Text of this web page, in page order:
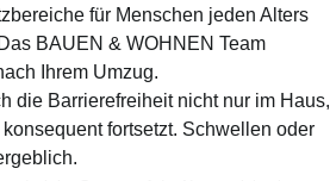
für Menschen jeden Alters
BAUEN & WOHNEN Team
Ihrem Umzug.
die Barrierefreiheit nicht nur im Haus,
fortsetzt. Schwellen oder